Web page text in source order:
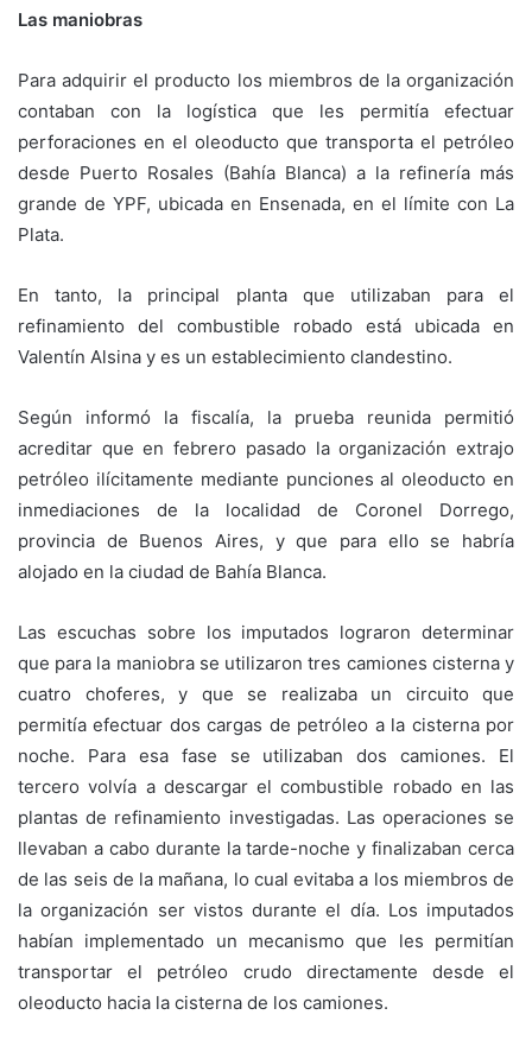
Las maniobras
Para adquirir el producto los miembros de la organización
contaban con la logística que les permitía efectuar
perforaciones en el oleoducto que transporta el petróleo
desde Puerto Rosales (Bahía Blanca) a la refinería más
grande de YPF, ubicada en Ensenada, en el límite con La
Plata.
En tanto, la principal planta que utilizaban para el
refinamiento del combustible robado está ubicada en
Valentín Alsina y es un establecimiento clandestino.
Según informó la fiscalía, la prueba reunida permitió
acreditar que en febrero pasado la organización extrajo
petróleo ilícitamente mediante punciones al oleoducto en
inmediaciones de la localidad de Coronel Dorrego,
provincia de Buenos Aires, y que para ello se habría
alojado en la ciudad de Bahía Blanca.
Las escuchas sobre los imputados lograron determinar
que para la maniobra se utilizaron tres camiones cisterna y
cuatro choferes, y que se realizaba un circuito que
permitía efectuar dos cargas de petróleo a la cisterna por
noche. Para esa fase se utilizaban dos camiones. El
tercero volvía a descargar el combustible robado en las
plantas de refinamiento investigadas. Las operaciones se
llevaban a cabo durante la tarde-noche y finalizaban cerca
de las seis de la mañana, lo cual evitaba a los miembros de
la organización ser vistos durante el día. Los imputados
habían implementado un mecanismo que les permitían
transportar el petróleo crudo directamente desde el
oleoducto hacia la cisterna de los camiones.